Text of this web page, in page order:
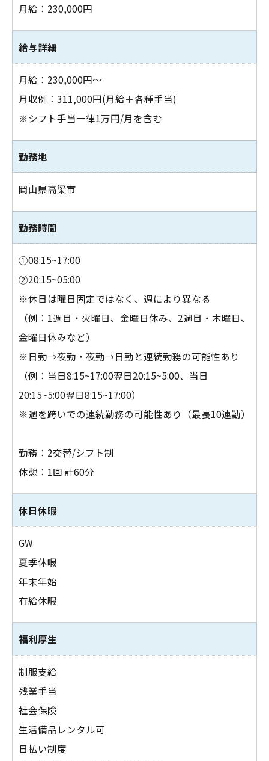
月給：230,000円
給与詳細
月給：230,000円～
月収例：311,000円(月給＋各種手当)
※シフト手当一律1万円/月を含む
勤務地
岡山県高梁市
勤務時間
①08:15~17:00
②20:15~05:00
※休日は曜日固定ではなく、週により異なる
（例：1週目・火曜日、金曜日休み、2週目・木曜日、
金曜日休みなど）
※日勤→夜勤・夜勤→日勤と連続勤務の可能性あり
（例：当日8:15~17:00翌日20:15~5:00、当日
20:15~5:00翌日8:15~17:00）
※週を跨いでの連続勤務の可能性あり（最長10連勤）
勤務：2交替/シフト制
休憩：1回 計60分
休日休暇
GW
夏季休暇
年末年始
有給休暇
福利厚生
制服支給
残業手当
社会保険
生活備品レンタル可
日払い制度
お問い合わせはこちら